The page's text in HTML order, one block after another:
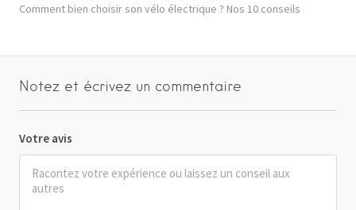
Comment bien choisir son vélo électrique ? Nos 10 conseils
Notez et écrivez un commentaire
Votre avis